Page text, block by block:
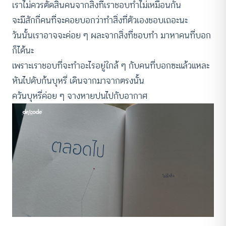
เราไม่ควรตัดสินคนจากสิ่งที่เราชอบทำไม่เหมือนกัน
จะมีสักกี่คนที่จะคอยบอกว่าทำสิ่งที่ตัวเองชอบเถอะนะ
วันนั้นเราอาจจะค่อย ๆ ผละจากสิ่งที่ชอบทำ มาหาคนที่บอก
ก็ได้นะ
เพราะเราชอบที่จะทำอะไรอยู่ใกล้ ๆ กับคนที่บอกซะแล้วแหละ
หันไปดับก้นบุหรี่ เดินจากมาจากตรงนั้น
ควันบุหรี่ค่อย ๆ จางหายปนไปกับอากาศ